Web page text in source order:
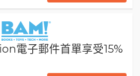
電子郵件首單享受15%